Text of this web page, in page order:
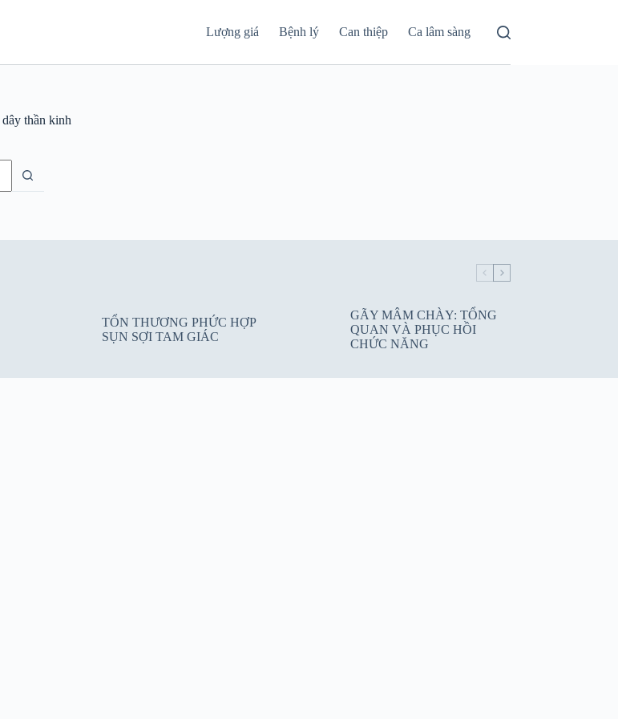
Lượng giá Bệnh lý Can thiệp Ca lâm sàng
dây thần kinh
TỔN THƯƠNG PHỨC HỢP
SỤN SỢI TAM GIÁC
GÃY MÂM CHÀY: TỔNG
QUAN VÀ PHỤC HỒI
CHỨC NĂNG